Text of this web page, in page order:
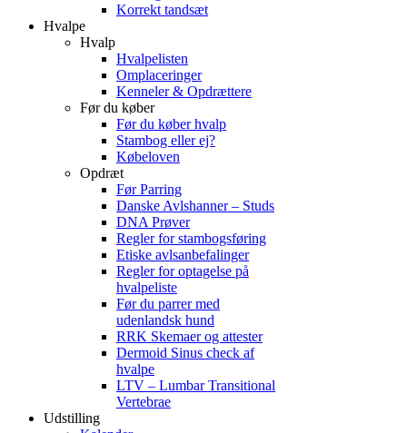
Korrekt tandsæt
Hvalpe
Hvalp
Hvalpelisten
Omplaceringer
Kenneler & Opdrættere
Før du køber
Før du køber hvalp
Stambog eller ej?
Købeloven
Opdræt
Før Parring
Danske Avlshanner – Studs
DNA Prøver
Regler for stambogsføring
Etiske avlsanbefalinger
Regler for optagelse på
hvalpeliste
Før du parrer med
udenlandsk hund
RRK Skemaer og attester
Dermoid Sinus check af
hvalpe
LTV – Lumbar Transitional
Vertebrae
Udstilling